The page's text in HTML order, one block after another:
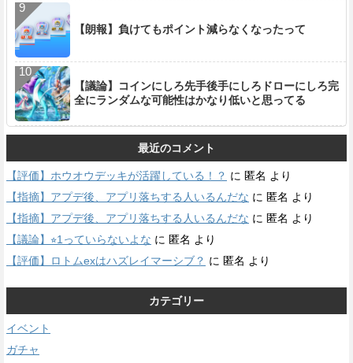
【朗報】負けてもポイント減らなくなったって
【議論】コインにしろ先手後手にしろドローにしろ完
全にランダムな可能性はかなり低いと思ってる
最近のコメント
【評価】ホウオウデッキが活躍している！？ に 匿名 より
【指摘】アプデ後、アプリ落ちする人いるんだな に 匿名 より
【指摘】アプデ後、アプリ落ちする人いるんだな に 匿名 より
【議論】⭐︎1っていらないよな に 匿名 より
【評価】ロトムexはハズレイマーシブ？ に 匿名 より
カテゴリー
イベント
ガチャ